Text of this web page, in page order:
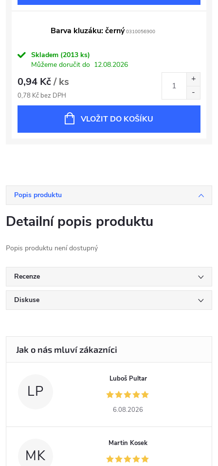
Barva kluzáku: černý0310056900
Skladem (2013 ks)
Můžeme doručit do 12.08.2026
0,94 Kč/ ks
0,78 Kč bez DPH
VLOŽIT DO KOŠÍKU
Popis produktu
Detailní popis produktu
Popis produktu není dostupný
Recenze
Diskuse
LP
Luboš Pultar
6.08.2026
MK
Martin Kosek